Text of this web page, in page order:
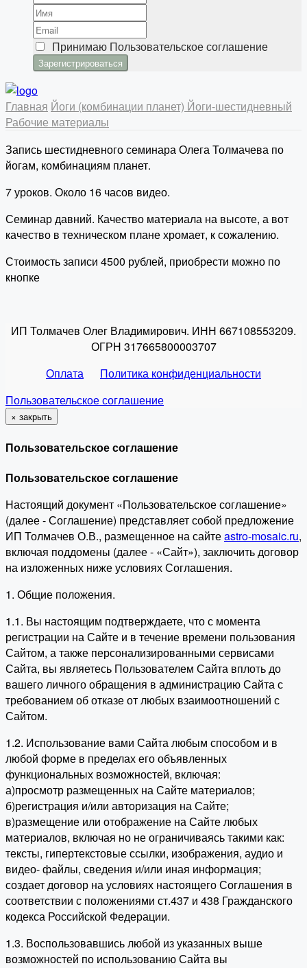
Принимаю Пользовательское соглашение
Главная Йоги (комбинации планет) Йоги-шестидневный
Рабочие материалы
Запись шестидневного семинара Олега Толмачева по
йогам, комбинациям планет.
7 уроков. Около 16 часов видео.
Семинар давний. Качество материала на высоте, а вот
качество в техническом плане хромает, к сожалению.
Стоимость записи 4500 рублей, приобрести можно по
кнопке
ИП Толмачев Олег Владимирович. ИНН 667108553209.
ОГРН 317665800003707
Оплата
Политика конфиденциальности
Пользовательское соглашение
× закрыть
Пользовательское соглашение
Пользовательское соглашение
Настоящий документ «Пользовательское соглашение»
(далее - Соглашение) представляет собой предложение
ИП Толмачев О.В., размещенное на сайтеastro-mosaic.ru,
включая поддомены (далее - «Сайт»), заключить договор
на изложенных ниже условиях Соглашения.
1. Общие положения.
1.1. Вы настоящим подтверждаете, что с момента
регистрации на Сайте и в течение времени пользования
Сайтом, а также персонализированными сервисами
Сайта, вы являетесь Пользователем Сайта вплоть до
вашего личного обращения в администрацию Сайта с
требованием об отказе от любых взаимоотношений с
Сайтом.
1.2. Использование вами Сайта любым способом и в
любой форме в пределах его объявленных
функциональных возможностей, включая:
а)просмотр размещенных на Сайте материалов;
б)регистрация и/или авторизация на Сайте;
в)размещение или отображение на Сайте любых
материалов, включая но не ограничиваясь такими как:
тексты, гипертекстовые ссылки, изображения, аудио и
видео- файлы, сведения и/или иная информация;
создает договор на условиях настоящего Соглашения в
соответствии с положениями ст.437 и 438 Гражданского
кодекса Российской Федерации.
1.3. Воспользовавшись любой из указанных выше
возможностей по использованию Сайта вы